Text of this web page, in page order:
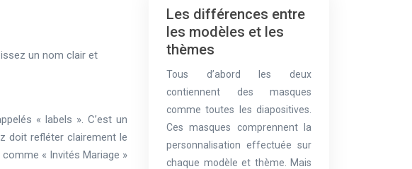
un nom clair et
« labels ». C’est un
doit refléter clairement le
« Invités Mariage »
Les différences entre
les modèles et les
thèmes
Tous d’abord les deux
contiennent des masques
comme toutes les diapositives.
Ces masques comprennent la
personnalisation effectuée sur
chaque modèle et thème. Mais